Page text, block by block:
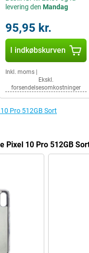
levering den Mandag
95,95 kr.
I indkøbskurven
Inkl. moms|
Ekskl.
forsendelsesomkostninger
Pro 512GB Sort
Pixel 10 Pro 512GB